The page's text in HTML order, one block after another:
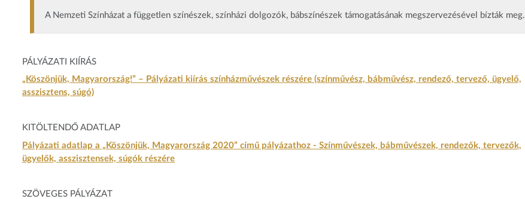
A Nemzeti Színházat a független színészek, színházi dolgozók, bábszínészek támogatásának megszervezésével bízták meg.
PÁLYÁZATI KIÍRÁS
„Köszönjük, Magyarország!” – Pályázati kiírás színházművészek részére (színművész, bábművész, rendező, tervező, ügyelő,
asszisztens, súgó)
KITÖLTENDŐ ADATLAP
Pályázati adatlap a „Köszönjük, Magyarország 2020” című pályázathoz - Színművészek, bábművészek, rendezők, tervezők,
ügyelők, asszisztensek, súgók részére
SZÖVEGES PÁLYÁZAT